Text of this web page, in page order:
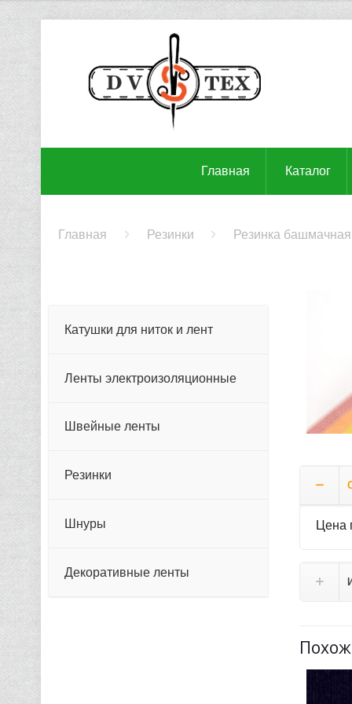
Главная Каталог
Главная Резинки Резинка башмачная
Цена
Катушки для ниток и лент
Ленты электроизоляционные
Швейные ленты
Резинки
Шнуры
Декоративные ленты